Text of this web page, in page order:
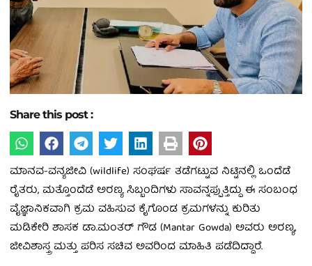
Share this post :
ಮಾನವ-ವನ್ಯಜೀವಿ (wildlife) ಸಂಘರ್ಷ ತಡೆಗಟ್ಟುವ ನಿಟ್ಟಿನಲ್ಲಿ ಒಂದೆಡೆ
ರೈತರು, ಮತ್ತೊಂದೆಡೆ ಅರಣ್ಯ ಸಿಬ್ಬಂದಿಗಳು ಸಾವನ್ನಪ್ಪುತ್ತಿದ್ದು ಈ ಸಂಬಂಧ
ವೈಜ್ಞಾನಿಕವಾಗಿ ಕ್ರಮ ವಹಿಸುವ ಕೈಗೊಂಡ ಕ್ರಮಗಳನ್ನು ಕುರಿತು
ಮಡಿಕೇರಿ ಶಾಸಕ ಡಾ.ಮಂತರ್ ಗೌಡ (Mantar Gowda) ಅವರು ಅರಣ್ಯ,
ಜೀವಿಶಾಸ್ತ್ರ ಮತ್ತು ಪರಿಸ ಸಚಿವ ಅವರಿಂದ ಮಾಹಿತಿ ಪಡೆದಿದ್ದಾರೆ.